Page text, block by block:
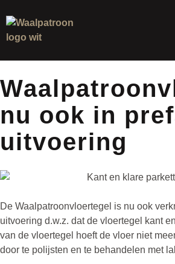
nu ook in
uitvoering
De Waalpatroonvloertegel is nu ook
uitvoering d.w.z. dat de vloertegel kant
van de vloertegel hoeft de vloer niet
door te polijsten en te behandelen met